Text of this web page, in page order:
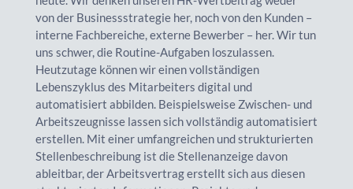
von der Businessstrategie her, noch von den Kunden –
interne Fachbereiche, externe Bewerber – her. Wir tun
uns schwer, die Routine-Aufgaben loszulassen.
Heutzutage können wir einen vollständigen
Lebenszyklus des Mitarbeiters digital und
automatisiert abbilden. Beispielsweise Zwischen- und
Arbeitszeugnisse lassen sich vollständig automatisiert
erstellen. Mit einer umfangreichen und strukturierten
Stellenbeschreibung ist die Stellenanzeige davon
ableitbar, der Arbeitsvertrag erstellt sich aus diesen